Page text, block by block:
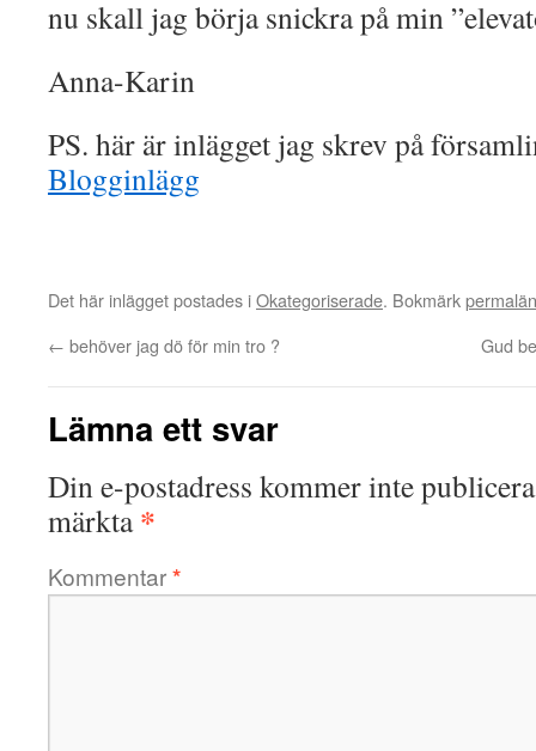
nu skall jag börja snickra på min
Anna-Karin
PS. här är inlägget jag skrev på
Blogginlägg
Det här inlägget postades iOkategoriserade. Bokmärk
← behöver jag dö för min tro ? Gud
Lämna ett svar
Din e-postadress kommer inte
märkta*
Kommentar*